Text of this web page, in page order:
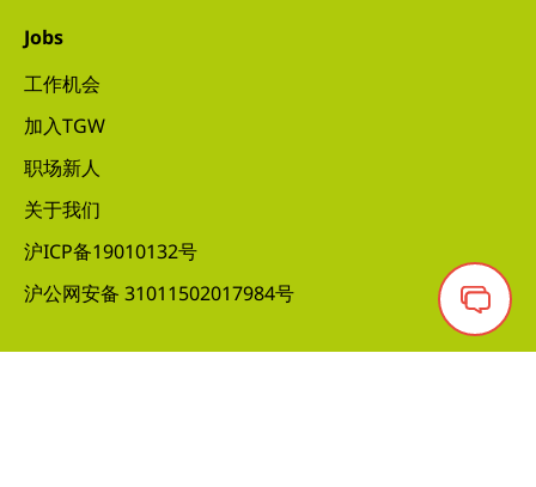
Jobs
工作机会
加入TGW
职场新人
关于我们
沪ICP备19010132号
沪公网安备 31011502017984号